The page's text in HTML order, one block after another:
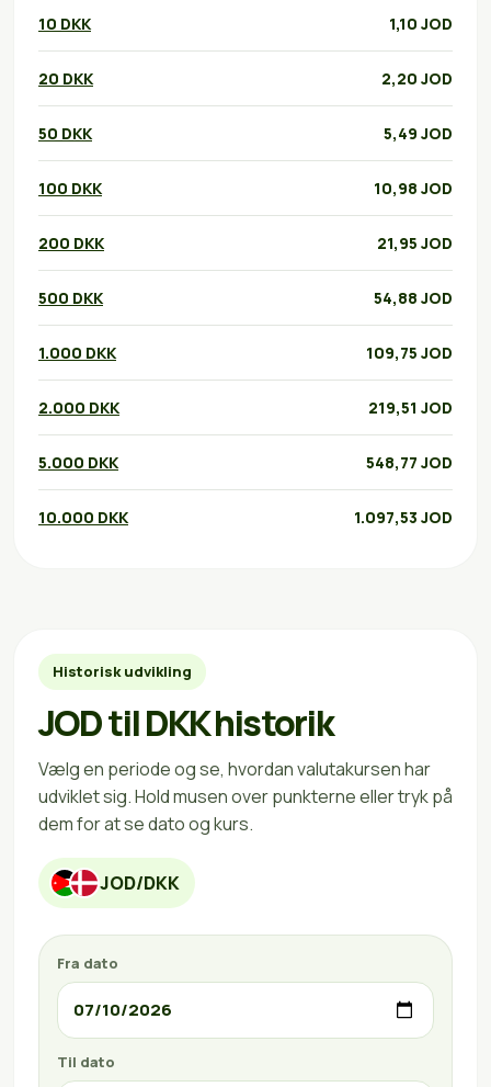
10 DKK 1,10 JOD
20 DKK 2,20 JOD
50 DKK 5,49 JOD
100 DKK 10,98 JOD
200 DKK 21,95 JOD
500 DKK 54,88 JOD
1.000 DKK 109,75 JOD
2.000 DKK 219,51 JOD
5.000 DKK 548,77 JOD
10.000 DKK 1.097,53 JOD
Historisk udvikling
JOD til DKK historik
Vælg en periode og se, hvordan valutakursen har
udviklet sig. Hold musen over punkterne eller tryk på
dem for at se dato og kurs.
JOD/DKK
Fra dato
Til dato